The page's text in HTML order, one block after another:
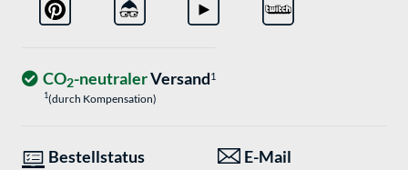
CO2-neutralerVersand1
1(durch Kompensation)
Bestellstatus
E-Mail